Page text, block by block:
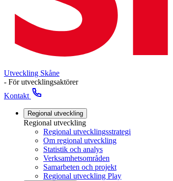
Utveckling Skåne
- För utvecklingsaktörer
Kontakt
Regional utveckling
Regional utveckling
Regional utvecklingsstrategi
Om regional utveckling
Statistik och analys
Verksamhetsområden
Samarbeten och projekt
Regional utveckling Play